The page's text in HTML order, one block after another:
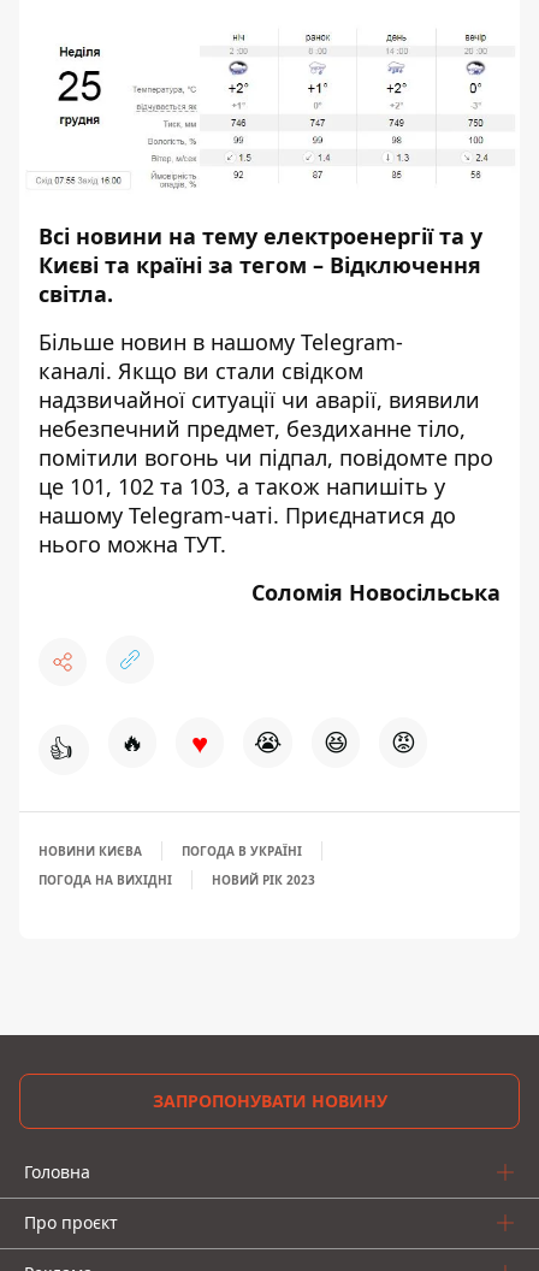
Всі новини на тему електроенергії та у
Києві та країні за тегом – Відключення
світла.
Більше новин в нашому Telegram-
каналі. Якщо ви стали свідком
надзвичайної ситуації чи аварії, виявили
небезпечний предмет, бездиханне тіло,
помітили вогонь чи підпал, повідомте про
це 101, 102 та 103, а також напишіть у
нашому Telegram-чаті. Приєднатися до
нього можна ТУТ.
Соломія Новосільська
👍 🔥 ♥ 😭 😆 😡
НОВИНИ КИЄВА
ПОГОДА В УКРАЇНІ
ПОГОДА НА ВИХІДНІ
НОВИЙ РІК 2023
ЗАПРОПОНУВАТИ НОВИНУ
Головна
Про проєкт